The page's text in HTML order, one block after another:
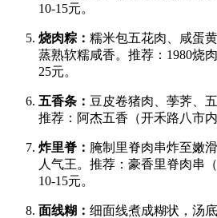
10-15元。
烧肉粽： 糯米包五花肉、咸蛋
蒸熟软糯咸香。推荐：1980烧
25元。
五香条： 豆皮卷猪肉、荸荠、
推荐：阿杰五香（开禾路八市内
炸里脊： 腌制里脊肉串炸至嫩
人气王。推荐：豪香里脊肉串
10-15元。
面线糊： 细面线煮成糊状，汤